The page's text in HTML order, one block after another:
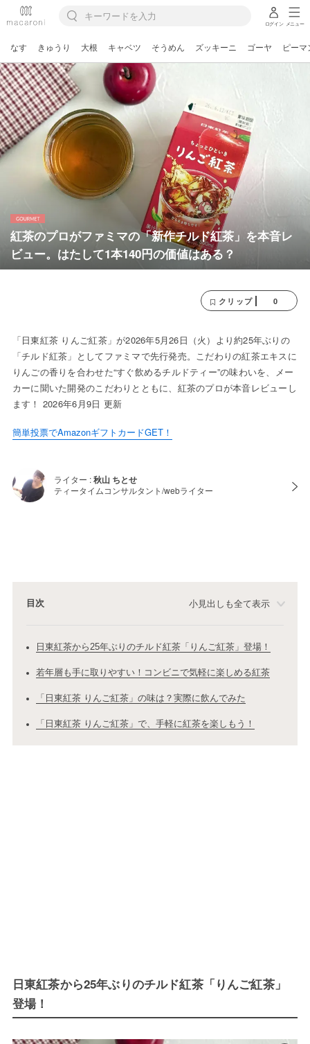
ログイン メニュー
なす きゅうり 大根 キャベツ そうめん ズッキーニ ゴーヤ ピーマ
紅茶のプロがファミマの「新作チルド紅茶」を本音レ
ビュー。はたして1本140円の価値はある？
クリップ 0
「日東紅茶 りんご紅茶」が2026年5月26日（火）より約25年ぶりの
「チルド紅茶」としてファミマで先行発売。こだわりの紅茶エキスに
りんごの香りを合わせた“すぐ飲めるチルドティー”の味わいを、メー
カーに聞いた開発のこだわりとともに、紅茶のプロが本音レビューし
ます！ 2026年6月9日 更新
簡単投票でAmazonギフトカードGET！
ライター :秋山 ちとせ
ティータイムコンサルタント/webライター
目次 小見出しも全て表示
日東紅茶から25年ぶりのチルド紅茶「りんご紅茶」登場！
若年層も手に取りやすい！コンビニで気軽に楽しめる紅茶
「日東紅茶 りんご紅茶」の味は？実際に飲んでみた
「日東紅茶 りんご紅茶」で、手軽に紅茶を楽しもう！
日東紅茶から25年ぶりのチルド紅茶「りんご紅茶」
登場！